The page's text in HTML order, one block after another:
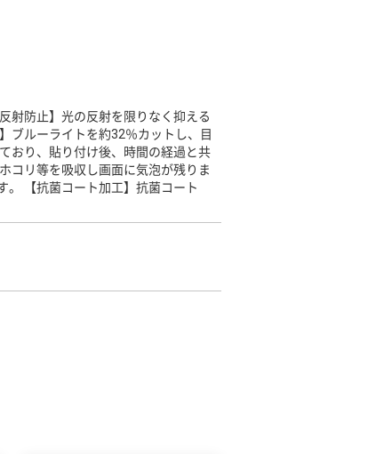
射防止】光の反射を限りなく抑える
ブルーライトを約32％カットし、目
おり、貼り付け後、時間の経過と共
コリ等を吸収し画面に気泡が残りま
【抗菌コート加工】抗菌コート